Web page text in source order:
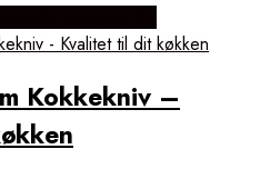
Kokkekniv –